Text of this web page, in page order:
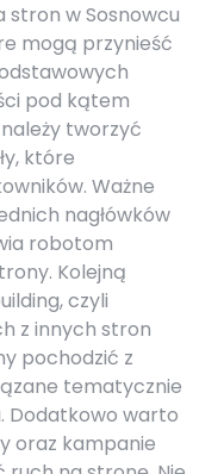
stron w Sosnowcu
mogą przynieść
pod kątem
tworzyć
które
Ważne
nagłówków
robotom
Kolejną
czyli
z innych stron
pochodzić z
tematycznie
Dodatkowo warto
oraz kampanie